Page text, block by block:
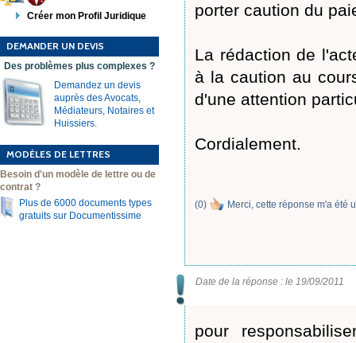
Créer mon Profil Juridique
DEMANDER UN DEVIS
Des problèmes plus complexes ?
Demandez un devis
auprès des Avocats,
Médiateurs, Notaires et
Huissiers.
MODÈLES DE LETTRES
Besoin d'un modèle de lettre ou de
contrat ?
Plus de 6000 documents types
gratuits sur Documentissime
porter caution du
La rédaction de
à la caution au
d'une attention
Cordialement.
(0) Merci, cette réponse m'a été
Date de la réponse : le 19/09/2011
pour